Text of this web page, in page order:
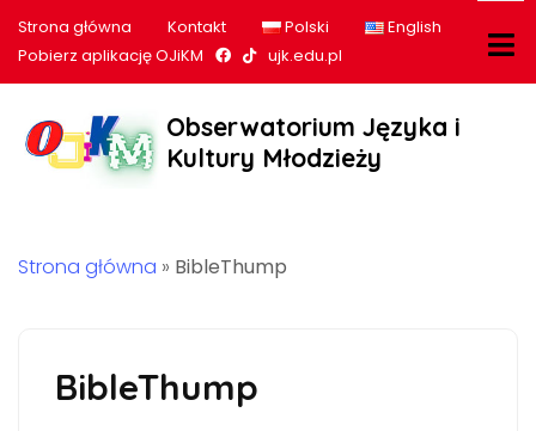
Strona główna Kontakt Polski
English
Pobierz aplikację OJiKM
Nasz profil na Facebook
Nasz profil na tiktok
ujk.edu.pl
Obserwatorium Języka i
Kultury Młodzieży
Strona główna » BibleThump
BibleThump